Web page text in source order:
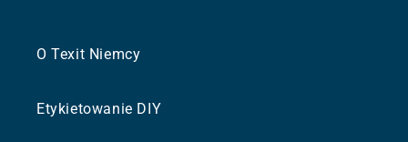
O Texit Niemcy
Etykietowanie DIY